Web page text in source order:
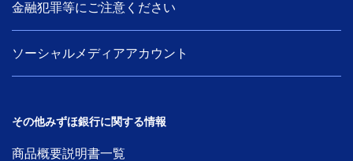
金融犯罪等にご注意ください
ソーシャルメディアアカウント
その他みずほ銀行に関する情報
商品概要説明書一覧